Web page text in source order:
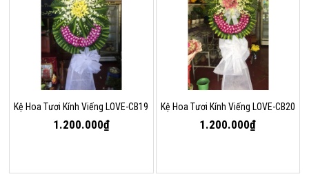
Kệ Hoa Tươi Kính Viếng LOVE-CB19
1.200.000₫
Kệ Hoa Tươi Kính Viếng LOVE-CB20
1.200.000₫